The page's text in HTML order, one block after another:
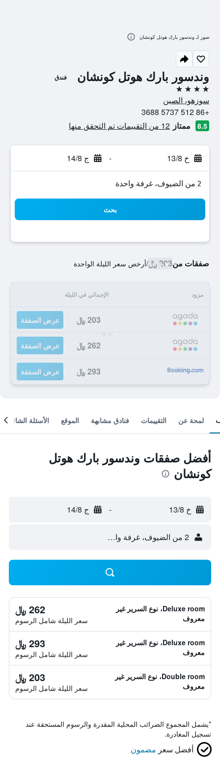
وندسور بارك هوتل كونشان فندق
4 نجوم
سوزهو، الصين
+86 512 5737 3688
8.5 ممتاز 12 من التقييمات تم التحقق منها
خ 13/8 - ج 14/8
2 من الضيوف، غرفة واحدة
بحث
صفقات من203 ﷼ /أرخص سعر الليلة الواحدة
مزود الإجمالي في الليلة
203 ﷼ عرض الصفقة
262 ﷼ عرض الصفقة
293 ﷼ عرض الصفقة
صور لـ وندسور بارك هوتل كونشان
لمحة عن التقييمات فنادق مشابهة الموقع الأسئلة الشائعة
أفضل صفقات وندسور بارك هوتل
كونشان
خ 13/8 - ج 14/8
2 من الضيوف، غرفة واحدة
Deluxe room، نوع السرير غير
معروف
262 ﷼
سعر الليلة شامل الرسوم
Deluxe room، نوع السرير غير
معروف
293 ﷼
سعر الليلة شامل الرسوم
Double room، نوع السرير غير
معروف
203 ﷼
سعر الليلة شامل الرسوم
*يشمل المجموع الضرائب المحلية المقدرة والرسوم المستحقة عند
تسجيل المغادرة.
أفضل سعر مضمون